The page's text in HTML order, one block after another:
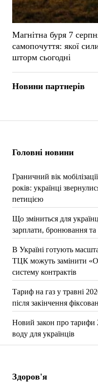
Головні новини
Граничний вік
років: українці
петицією
Що зміниться для
зарплати, бронювання та
В Україні готують
ТЦК можуть замінити
систему контрактів
Тариф на газ у травні
після закінчення
Новий закон про
воду для українців
Магнітна буря 7
самопочуття: якої
шторм сьогодні
Новини партнерів
Здоров'я